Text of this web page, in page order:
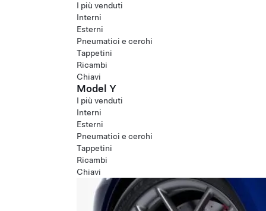
I più venduti
Interni
Esterni
Pneumatici e cerchi
Tappetini
Ricambi
Chiavi
Model Y
I più venduti
Interni
Esterni
Pneumatici e cerchi
Tappetini
Ricambi
Chiavi